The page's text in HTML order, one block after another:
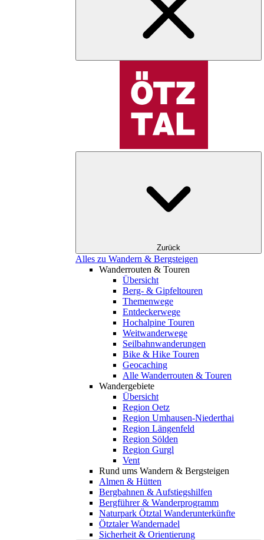
Zurück
Alles zu Wandern & Bergsteigen
Wanderrouten & Touren
Übersicht
Berg- & Gipfeltouren
Themenwege
Entdeckerwege
Hochalpine Touren
Weitwanderwege
Seilbahnwanderungen
Bike & Hike Touren
Geocaching
Alle Wanderrouten & Touren
Wandergebiete
Übersicht
Region Oetz
Region Umhausen-Niederthai
Region Längenfeld
Region Sölden
Region Gurgl
Vent
Rund ums Wandern & Bergsteigen
Almen & Hütten
Bergbahnen & Aufstiegshilfen
Bergführer & Wanderprogramm
Naturpark Ötztal Wanderunterkünfte
Ötztaler Wandernadel
Sicherheit & Orientierung